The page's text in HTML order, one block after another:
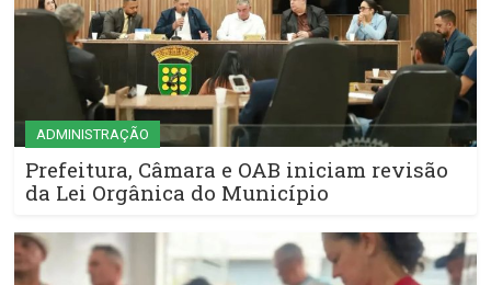
ADMINISTRAÇÃO
Prefeitura, Câmara e OAB iniciam revisão
da Lei Orgânica do Município